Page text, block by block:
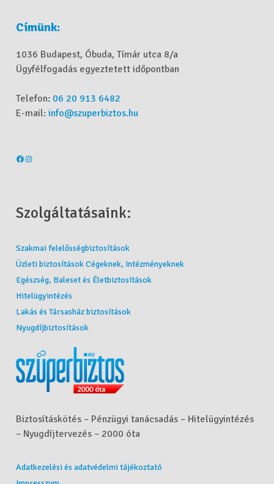
Címünk:
1036 Budapest, Óbuda, Tímár utca 8/a
Ügyfélfogadás egyeztetett időpontban
Telefon: 06 20 913 6482
E-mail:info@szuperbiztos.hu
Szolgáltatásaink:
Szakmai felelősségbiztosítások
Üzleti biztosítások Cégeknek, Intézményeknek
Egészség, Baleset és Életbiztosítások
Hitelügyintézés
Lakás és Társasház biztosítások
Nyugdíjbiztosítások
Biztosításkötés – Pénzügyi tanácsadás – Hitelügyintézés
– Nyugdíjtervezés – 2000 óta
Adatkezelési és adatvédelmi tájékoztató